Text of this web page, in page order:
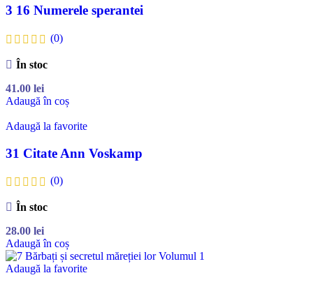
3 16 Numerele sperantei
(0)
În stoc
41.00 lei
Adaugă în coș
Adaugă la favorite
31 Citate Ann Voskamp
(0)
În stoc
28.00 lei
Adaugă în coș
Adaugă la favorite